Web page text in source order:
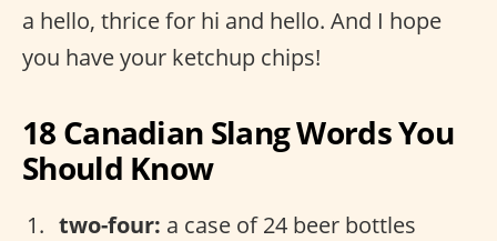
a hello, thrice for hi and hello. And I hope
you have your ketchup chips!
18 Canadian Slang Words You
Should Know
two-four: a case of 24 beer bottles